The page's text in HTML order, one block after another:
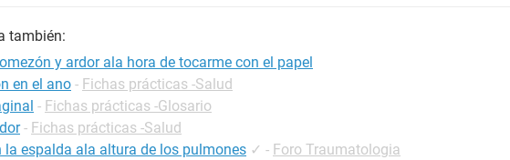
también:
y ardor ala hora de tocarme con el papel
en el ano - Fichas prácticas -Salud
- Fichas prácticas -Glosario
- Fichas prácticas -Salud
la espalda ala altura de los pulmones ✓ - Foro Traumatologia